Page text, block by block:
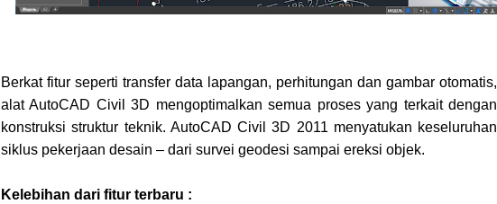
Berkat fitur seperti transfer data lapangan, perhitungan dan gambar otomatis,
alat AutoCAD Civil 3D mengoptimalkan semua proses yang terkait dengan
konstruksi struktur teknik. AutoCAD Civil 3D 2011 menyatukan keseluruhan
siklus pekerjaan desain – dari survei geodesi sampai ereksi objek.
Kelebihan dari fitur terbaru :